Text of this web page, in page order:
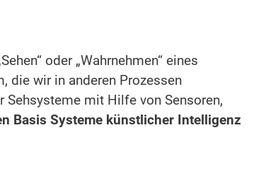
oder „Wahrnehmen“ eines
die wir in anderen Prozessen
mit Hilfe von Sensoren,
Basis Systeme künstlicher Intelligenz